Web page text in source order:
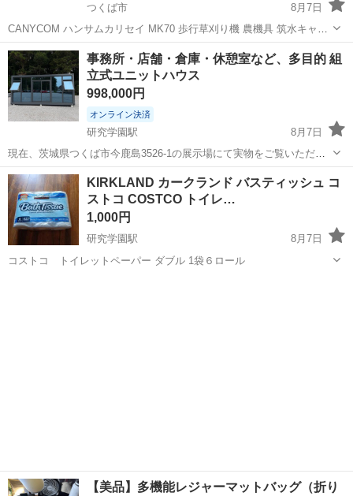
つくば市
8月7日
CANYCOM ハンサムカリセイ MK70 歩行草刈り機 農機具 筑水キャニ
コム 農業機械 中古 ■筑水 歩行型草刈機 MK70 ハンサムカリセイ ◆商
品名:CANYCOM ■本体型式：ハンサムカリセイ MK7...
茨城 つくば市 その他
事務所・店舗・倉庫・休憩室など、多目的 組
立式ユニットハウス
998,000円
オンライン決済
研究学園駅
8月7日
現在、茨城県つくば市今鹿島3526-1の展示場にて実物をご覧いただけ
ます。 事務所・店舗・倉庫・休憩室など、多目的 組立式ユニットハウ
ス 二階建て・外部階段・バルコニー・玄関ポーチ付き仕様など、オー
ダーメイド製作にも対応...
茨城 つくば市 研究学園駅 その他 ユニットハウス
KIRKLAND カークランド バスティッシュ コ
ストコ COSTCO トイレ…
1,000円
研究学園駅
8月7日
コストコ トイレットペーパー ダブル 1袋６ロール
【美品】多機能レジャーマットバッグ（折り